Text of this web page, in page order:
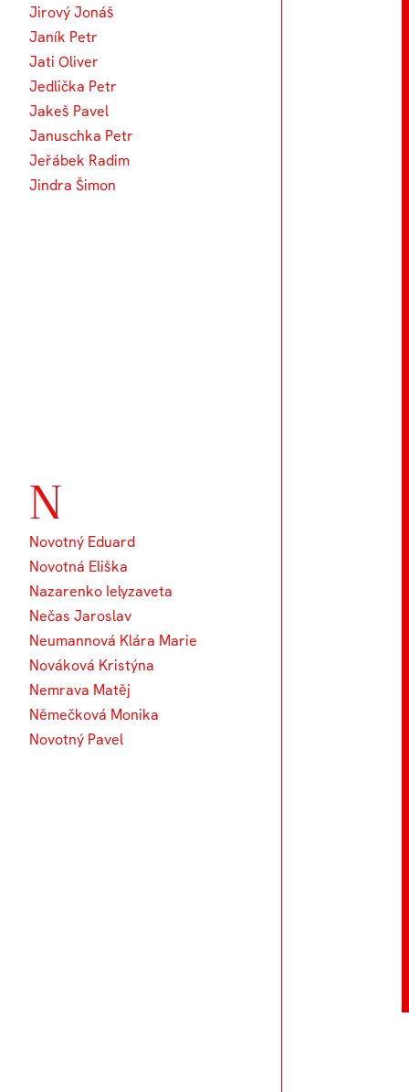
Jirový Jonáš
Janík Petr
Jati Oliver
Jedlička Petr
Jakeš Pavel
Januschka Petr
Jeřábek Radim
Jindra Šimon
N
Novotný Eduard
Novotná Eliška
Nazarenko Ielyzaveta
Nečas Jaroslav
Neumannová Klára Marie
Nováková Kristýna
Nemrava Matěj
Němečková Monika
Novotný Pavel